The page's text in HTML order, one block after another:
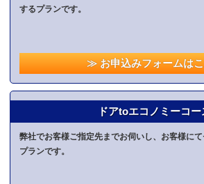
するプランです。
≫ お申込みフォームは
ドアtoエコノミーコー
弊社でお客様ご指定先までお伺いし、お客様に
プランです。